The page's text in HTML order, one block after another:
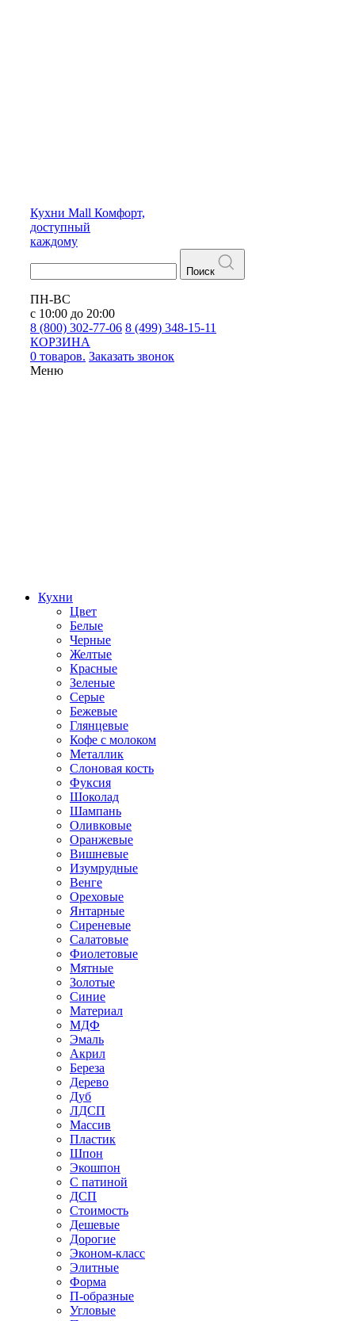
Кухни Mall Комфорт,
доступный
каждому
Поиск
ПН-ВС
с 10:00 до 20:00
8 (800) 302-77-06 8 (499) 348-15-11
КОРЗИНА
0 товаров. Заказать звонок
Меню
Кухни
Цвет
Белые
Черные
Желтые
Красные
Зеленые
Серые
Бежевые
Глянцевые
Кофе с молоком
Металлик
Слоновая кость
Фуксия
Шоколад
Шампань
Оливковые
Оранжевые
Вишневые
Изумрудные
Венге
Ореховые
Янтарные
Сиреневые
Салатовые
Фиолетовые
Мятные
Золотые
Синие
Материал
МДФ
Эмаль
Акрил
Береза
Дерево
Дуб
ЛДСП
Массив
Пластик
Шпон
Экошпон
С патиной
ДСП
Стоимость
Дешевые
Дорогие
Эконом-класс
Элитные
Форма
П-образные
Угловые